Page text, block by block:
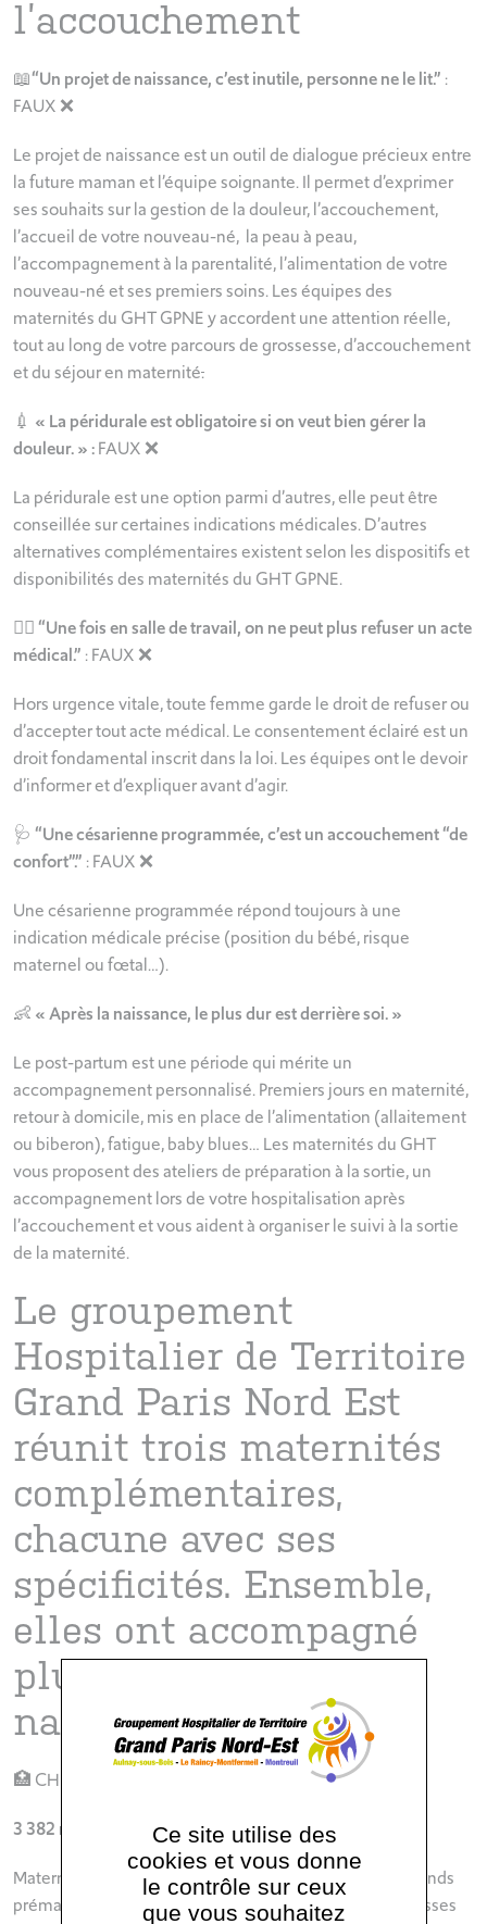
l’accouchement
📖“Un projet de naissance, c’est inutile, personne ne le lit.” :
FAUX ❌
Le projet de naissance est un outil de dialogue précieux entre
la future maman et l’équipe soignante. Il permet d’exprimer
ses souhaits sur la gestion de la douleur, l’accouchement,
l’accueil de votre nouveau-né, la peau à peau,
l’accompagnement à la parentalité, l’alimentation de votre
nouveau-né et ses premiers soins. Les équipes des
maternités du GHT GPNE y accordent une attention réelle,
tout au long de votre parcours de grossesse, d’accouchement
et du séjour en maternité.
💉 « La péridurale est obligatoire si on veut bien gérer la
douleur. » :FAUX ❌
La péridurale est une option parmi d’autres, elle peut être
conseillée sur certaines indications médicales. D’autres
alternatives complémentaires existent selon les dispositifs et
disponibilités des maternités du GHT GPNE.
🙅‍♀️“Une fois en salle de travail, on ne peut plus refuser un acte
médical.” : FAUX ❌
Hors urgence vitale, toute femme garde le droit de refuser ou
d’accepter tout acte médical. Le consentement éclairé est un
droit fondamental inscrit dans la loi. Les équipes ont le devoir
d’informer et d’expliquer avant d’agir.
🩺 “Une césarienne programmée, c’est un accouchement “de
confort”.” : FAUX ❌
Une césarienne programmée répond toujours à une
indication médicale précise (position du bébé, risque
maternel ou fœtal…).
👶 « Après la naissance, le plus dur est derrière soi. »
Le post-partum est une période qui mérite un
accompagnement personnalisé. Premiers jours en maternité,
retour à domicile, mis en place de l’alimentation (allaitement
ou biberon), fatigue, baby blues… Les maternités du GHT
vous proposent des ateliers de préparation à la sortie, un
accompagnement lors de votre hospitalisation après
l’accouchement et vous aident à organiser le suivi à la sortie
de la maternité.
Le groupement
Hospitalier de Territoire
Grand Paris Nord Est
réunit trois maternités
complémentaires,
chacune avec ses
spécificités. Ensemble,
elles ont accompagné
plus de 8200
naissances en 2025.
🏥 CHI André Grégoire – Montreuil Niveau 3
3 382 naissances en 2025
Maternité de type 3 adaptée à la prise en charge des grands
prématurés, le CHI André Grégoire accueille les grossesses
Ce site utilise des
cookies et vous donne
le contrôle sur ceux
que vous souhaitez